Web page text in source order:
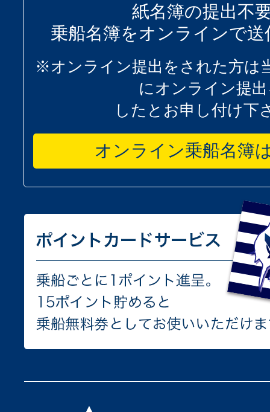
紙名簿の提出不
乗船名簿をオンラインで
※オンライン提出をされた方は
にオンライン提
したとお申し付け下
オンライン乗船名簿